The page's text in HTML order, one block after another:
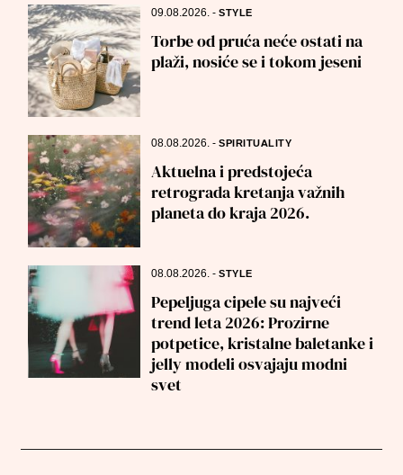
09.08.2026.-STYLE
Torbe od pruća neće ostati na
plaži, nosiće se i tokom jeseni
08.08.2026.-SPIRITUALITY
Aktuelna i predstojeća
retrograda kretanja važnih
planeta do kraja 2026.
08.08.2026.-STYLE
Pepeljuga cipele su najveći
trend leta 2026: Prozirne
potpetice, kristalne baletanke i
jelly modeli osvajaju modni
svet